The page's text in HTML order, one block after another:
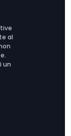
al
un